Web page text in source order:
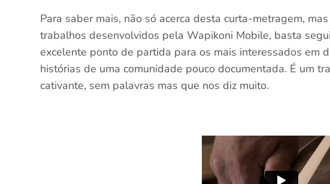
Para saber mais, não só acerca desta curta-metragem,
trabalhos desenvolvidos pela Wapikoni Mobile, basta
excelente ponto de partida para os mais interessados em
histórias de uma comunidade pouco documentada. É um
cativante, sem palavras mas que nos diz muito.